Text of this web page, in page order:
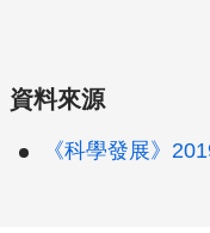
資料來源
《科學發展》